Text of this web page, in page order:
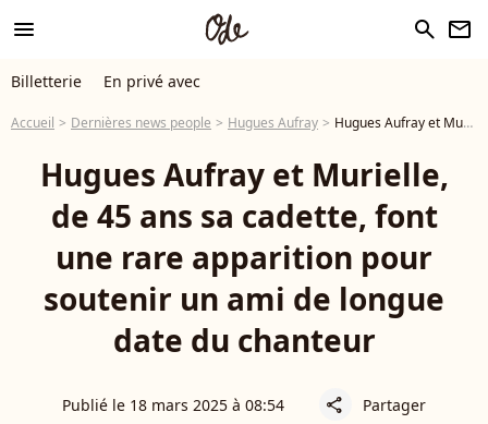
menu search newsletter
Billetterie En privé avec
Accueil Dernières news people Hugues Aufray Hugues Aufray et Murielle, de 45 ans sa cadette, font une rare apparition pour soutenir un ami de longue date du chanteur
Hugues Aufray et Murielle,
de 45 ans sa cadette, font
une rare apparition pour
soutenir un ami de longue
date du chanteur
Publié le 18 mars 2025 à 08:54 share Partager